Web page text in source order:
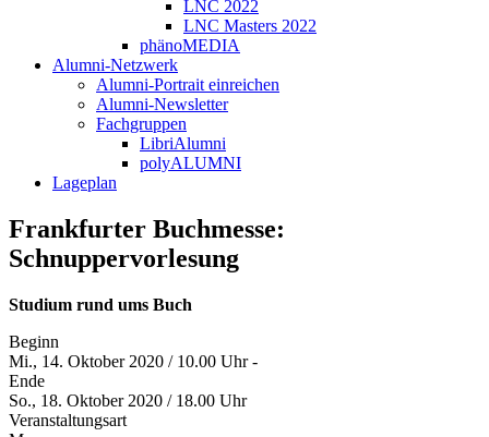
LNC 2022
LNC Masters 2022
phänoMEDIA
Alumni-Netzwerk
Alumni-Portrait einreichen
Alumni-Newsletter
Fachgruppen
LibriAlumni
polyALUMNI
Lageplan
Frankfurter Buchmesse:
Schnuppervorlesung
Studium rund ums Buch
Beginn
Mi., 14. Oktober 2020 / 10.00 Uhr -
Ende
So., 18. Oktober 2020 / 18.00 Uhr
Veranstaltungsart